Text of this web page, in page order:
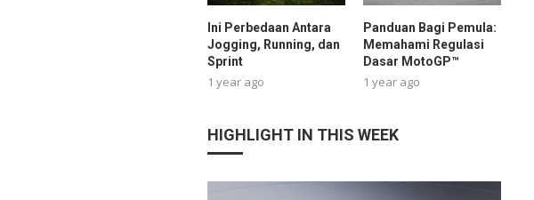
Ini Perbedaan Antara
Jogging, Running, dan
Sprint
1 year ago
Panduan Bagi Pemula:
Memahami Regulasi
Dasar MotoGP™
1 year ago
HIGHLIGHT IN THIS WEEK